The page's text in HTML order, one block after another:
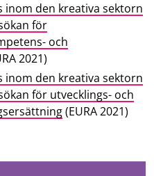
inom den kreativa sektorn
för
och
2021)
inom den kreativa sektorn
för utvecklings- och
(EURA 2021)